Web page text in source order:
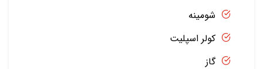
شومینه
کولر اسپلیت
گاز